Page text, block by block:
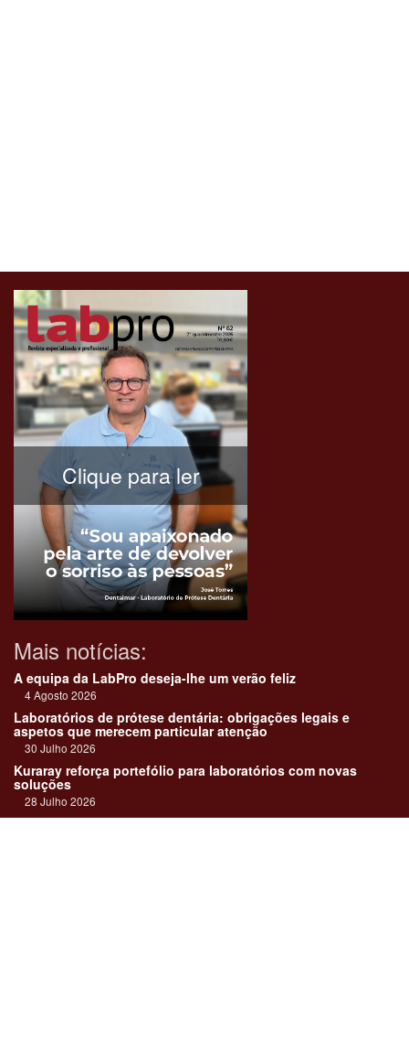
Clique para ler
Mais notícias:
A equipa da LabPro deseja-lhe um verão feliz
4 Agosto 2026
Laboratórios de prótese dentária: obrigações legais e
aspetos que merecem particular atenção
30 Julho 2026
Kuraray reforça portefólio para laboratórios com novas
soluções
28 Julho 2026
"Devemos encarar cada caso como uma história construída